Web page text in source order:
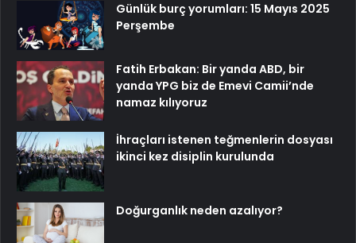
Günlük burç yorumları: 15 Mayıs 2025
Perşembe
Fatih Erbakan: Bir yanda ABD, bir
yanda YPG biz de Emevi Camii’nde
namaz kılıyoruz
İhraçları istenen teğmenlerin dosyası
ikinci kez disiplin kurulunda
Doğurganlık neden azalıyor?